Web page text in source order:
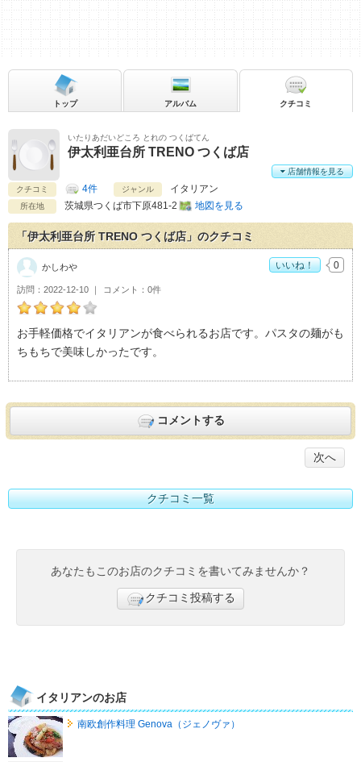
いたりあだいどころ とれの つくばてん
伊太利亜台所 TRENO つくば店
クチコミ 4件 ジャンル イタリアン
所在地 茨城県つくば市下原481-2 地図を見る
店舗情報を見る
トップ アルバム クチコミ
「伊太利亜台所 TRENO つくば店」のクチコミ
かしわやの伊太利亜台所 TRENO つくば店おすすめ度：4
お手軽価格でイタリアンが食べられるお店です。パスタの麺がも
ちもちで美味しかったです。
訪問 2022-12-10 コメント 0件
かしわや いいね！ 0
コメントする
次へ
クチコミ一覧
あなたもこのお店のクチコミを書いてみませんか？
クチコミ投稿する
イタリアンのお店
南欧創作料理 Genova（ジェノヴァ）